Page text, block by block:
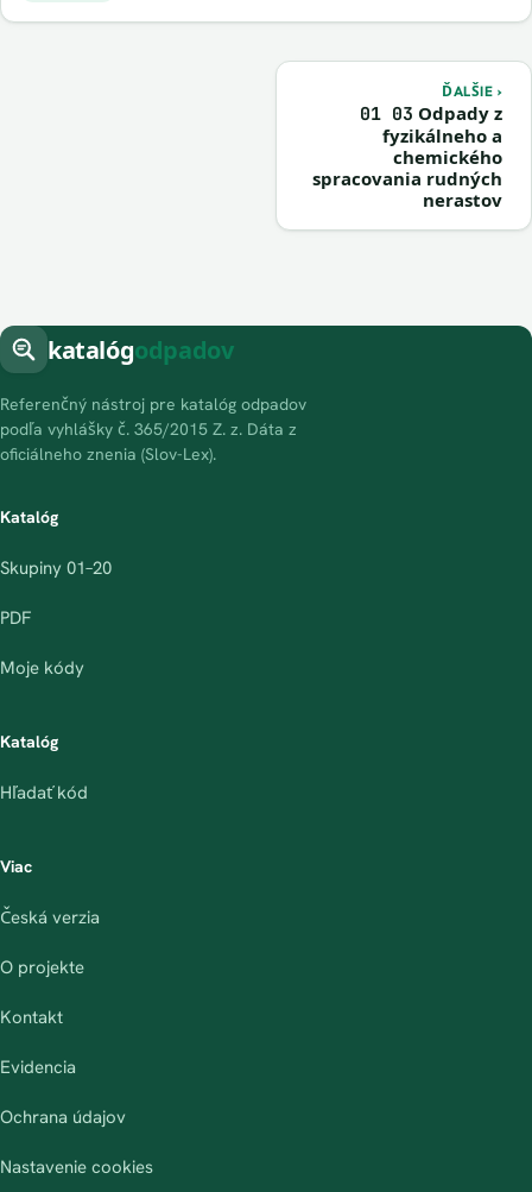
ĎALŠIE ›
01 03 Odpady z
fyzikálneho a
chemického
spracovania rudných
nerastov
katalógodpadov
Referenčný nástroj pre katalóg odpadov
podľa vyhlášky č. 365/2015 Z. z. Dáta z
oficiálneho znenia (Slov-Lex).
Katalóg
Skupiny 01–20
PDF
Moje kódy
Katalóg
Hľadať kód
Viac
Česká verzia
O projekte
Kontakt
Evidencia
Ochrana údajov
Nastavenie cookies